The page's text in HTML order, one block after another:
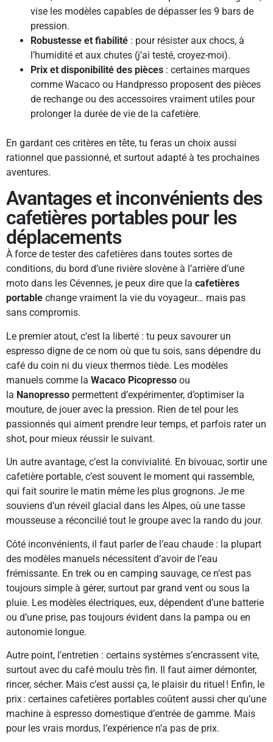
vise les modèles capables de dépasser les 9 bars de
pression.
Robustesse et fiabilité : pour résister aux chocs, à
l’humidité et aux chutes (j’ai testé, croyez-moi).
Prix et disponibilité des pièces : certaines marques
comme Wacaco ou Handpresso proposent des pièces
de rechange ou des accessoires vraiment utiles pour
prolonger la durée de vie de la cafetière.
En gardant ces critères en tête, tu feras un choix aussi
rationnel que passionné, et surtout adapté à tes prochaines
aventures.
Avantages et inconvénients des
cafetières portables pour les
déplacements
À force de tester des cafetières dans toutes sortes de
conditions, du bord d’une rivière slovène à l’arrière d’une
moto dans les Cévennes, je peux dire que la cafetières
portable change vraiment la vie du voyageur… mais pas
sans compromis.
Le premier atout, c’est la liberté : tu peux savourer un
espresso digne de ce nom où que tu sois, sans dépendre du
café du coin ni du vieux thermos tiède. Les modèles
manuels comme la Wacaco Picopresso ou
la Nanopresso permettent d’expérimenter, d’optimiser la
mouture, de jouer avec la pression. Rien de tel pour les
passionnés qui aiment prendre leur temps, et parfois rater un
shot, pour mieux réussir le suivant.
Un autre avantage, c’est la convivialité. En bivouac, sortir une
cafetière portable, c’est souvent le moment qui rassemble,
qui fait sourire le matin même les plus grognons. Je me
souviens d’un réveil glacial dans les Alpes, où une tasse
mousseuse a réconcilié tout le groupe avec la rando du jour.
Côté inconvénients, il faut parler de l’eau chaude : la plupart
des modèles manuels nécessitent d’avoir de l’eau
frémissante. En trek ou en camping sauvage, ce n’est pas
toujours simple à gérer, surtout par grand vent ou sous la
pluie. Les modèles électriques, eux, dépendent d’une batterie
ou d’une prise, pas toujours évident dans la pampa ou en
autonomie longue.
Autre point, l’entretien : certains systèmes s’encrassent vite,
surtout avec du café moulu très fin. Il faut aimer démonter,
rincer, sécher. Mais c’est aussi ça, le plaisir du rituel ! Enfin, le
prix : certaines cafetières portables coûtent aussi cher qu’une
machine à espresso domestique d’entrée de gamme. Mais
pour les vrais mordus, l’expérience n’a pas de prix.